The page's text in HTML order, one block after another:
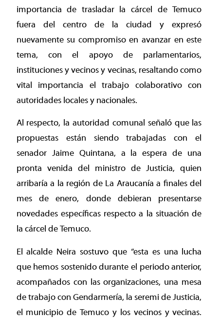
importancia de trasladar la cárcel de Temuco
fuera del centro de la ciudad y expresó
nuevamente su compromiso en avanzar en este
tema, con el apoyo de parlamentarios,
instituciones y vecinos y vecinas, resaltando como
vital importancia el trabajo colaborativo con
autoridades locales y nacionales.
Al respecto, la autoridad comunal señaló que las
propuestas están siendo trabajadas con el
senador Jaime Quintana, a la espera de una
pronta venida del ministro de Justicia, quien
arribaría a la región de La Araucanía a finales del
mes de enero, donde debieran presentarse
novedades específicas respecto a la situación de
la cárcel de Temuco.
El alcalde Neira sostuvo que “esta es una lucha
que hemos sostenido durante el periodo anterior,
acompañados con las organizaciones, una mesa
de trabajo con Gendarmería, la seremi de Justicia,
el municipio de Temuco y los vecinos y vecinas.